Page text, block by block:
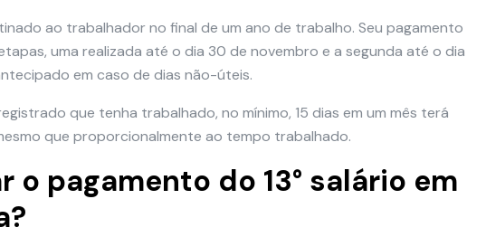
ao trabalhador no final de um ano de trabalho. Seu pagamento
uma realizada até o dia 30 de novembro e a segunda até o dia
em caso de dias não-úteis.
que tenha trabalhado, no mínimo, 15 dias em um mês terá
que proporcionalmente ao tempo trabalhado.
o pagamento do 13° salário em